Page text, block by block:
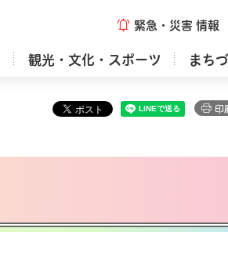
緊急・災害 情報
観光・文化・スポーツ まち
印